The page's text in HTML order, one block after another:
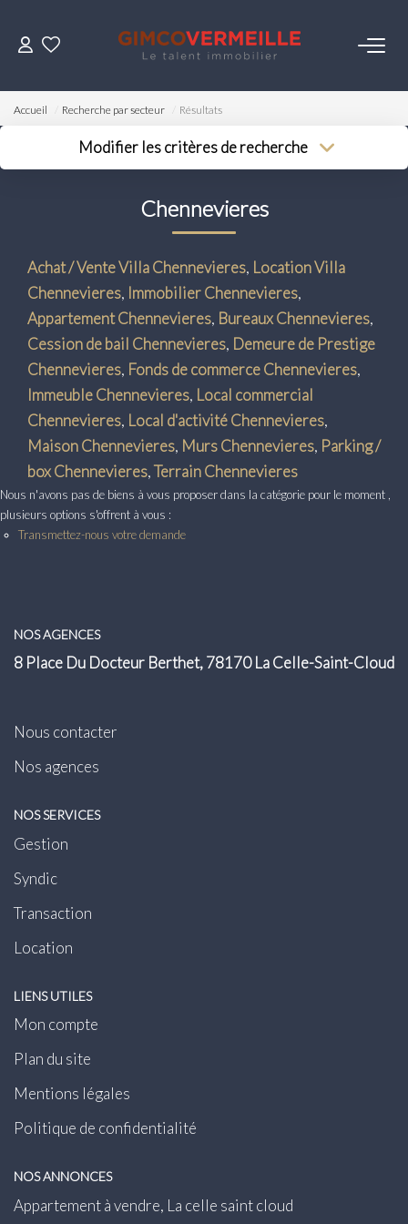
ACHETER
VENDRE
LOUER
NOS SERVICES
Gestion
Syndic
Transaction
Location
LE GROUPE
Accueil Recherche par secteur Résultats
Modifier les critères de recherche
Surface min
Plus de critères
Créer une alerte
Chennevieres
Achat / Vente Villa Chennevieres, Location Villa
Chennevieres, Immobilier Chennevieres,
Appartement Chennevieres, Bureaux Chennevieres,
Cession de bail Chennevieres, Demeure de Prestige
Chennevieres, Fonds de commerce Chennevieres,
Immeuble Chennevieres, Local commercial
Chennevieres, Local d'activité Chennevieres,
Maison Chennevieres, Murs Chennevieres, Parking /
box Chennevieres,Terrain Chennevieres
Nous n'avons pas de biens à vous proposer dans la catégorie pour le moment ,
plusieurs options s'offrent à vous :
Transmettez-nous votre demande
NOS AGENCES
8 Place Du Docteur Berthet, 78170 La Celle-Saint-Cloud
Nous contacter
Nos agences
NOS SERVICES
Gestion
Syndic
Transaction
Location
LIENS UTILES
Mon compte
Plan du site
Mentions légales
Politique de confidentialité
NOS ANNONCES
Appartement à vendre, La celle saint cloud